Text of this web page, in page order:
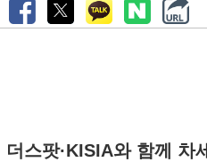
더스팟·KISIA와 함께 차